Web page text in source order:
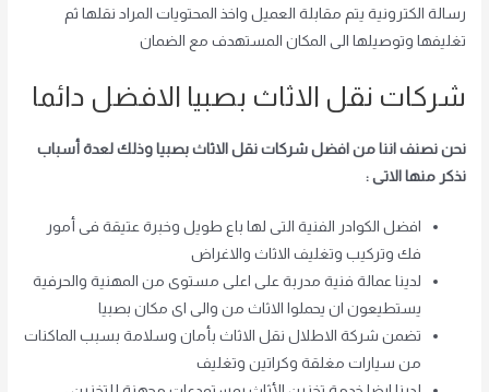
رسالة الكترونية يتم مقابلة العميل واخذ المحتويات المراد نقلها ثم
تغليفها وتوصيلها الى المكان المستهدف مع الضمان
شركات نقل الاثاث بصبيا الافضل دائما
نحن نصنف اننا من افضل شركات نقل الاثاث بصبيا وذلك لعدة أسباب
نذكر منها الاتى :
افضل الكوادر الفنية التى لها باع طويل وخبرة عتيقة فى أمور
فك وتركيب وتغليف الاثاث والاغراض
لدينا عمالة فنية مدربة على اعلى مستوى من المهنية والحرفية
يستطيعون ان يحملوا الاثاث من والى اى مكان بصبيا
تضمن شركة الاطلال نقل الاثاث بأمان وسلامة بسبب الماكنات
من سيارات مغلقة وكراتين وتغليف